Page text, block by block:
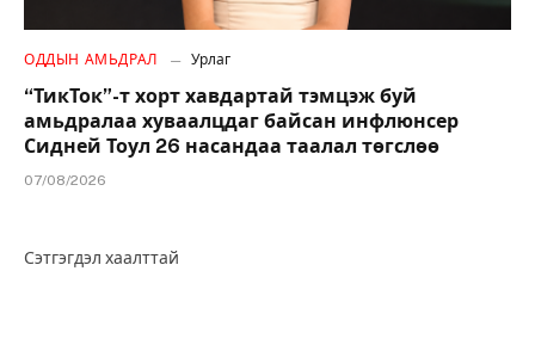
ОДДЫН АМЬДРАЛ Урлаг
“ТикТок”-т хорт хавдартай тэмцэж буй
амьдралаа хуваалцдаг байсан инфлюнсер
Сидней Тоул 26 насандаа таалал төгслөө
07/08/2026
Сэтгэгдэл хаалттай